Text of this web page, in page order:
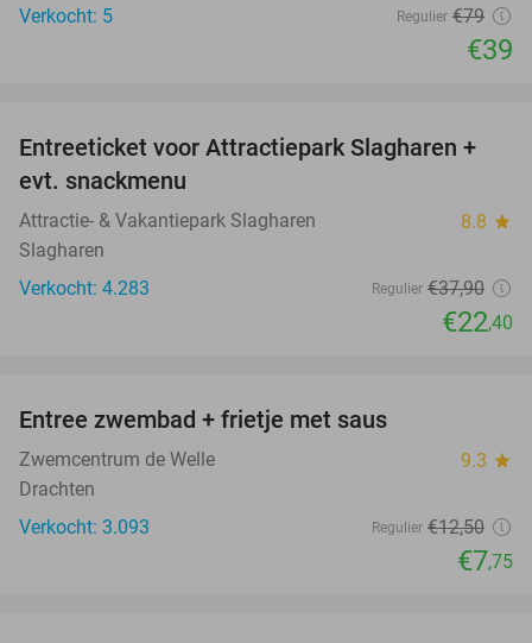
Verkocht: 5
Regulier €79
€39
41%
Entreeticket voor Attractiepark Slagharen +
evt. snackmenu
Attractie- & Vakantiepark Slagharen 8.8 star
Slagharen
Verkocht: 4.283
Regulier €37,90
€22,40
Entree zwembad + frietje met saus
Zwemcentrum de Welle 9.3 star
Drachten
Verkocht: 3.093
Regulier €12,50
€7,75